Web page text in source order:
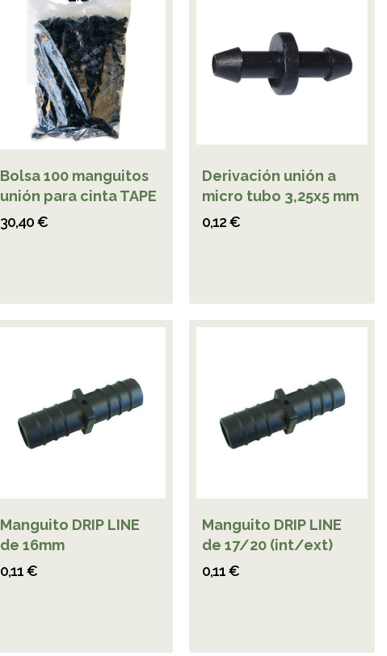
Bolsa 100 manguitos
unión para cinta TAPE
30,40 €
Derivación unión a
micro tubo 3,25x5 mm
0,12 €
Manguito DRIP LINE
de 16mm
0,11 €
Manguito DRIP LINE
de 17/20 (int/ext)
0,11 €